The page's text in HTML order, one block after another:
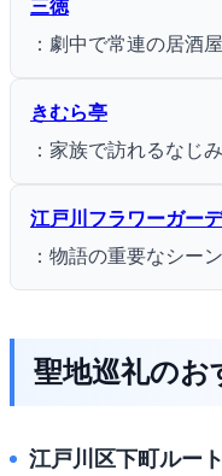
三徳
：劇中で常連の居酒
きむら亭
：家族で訪れるなじ
江戸川フラワーガー
：物語の重要なシー
聖地巡礼のお
江戸川区下町ルー